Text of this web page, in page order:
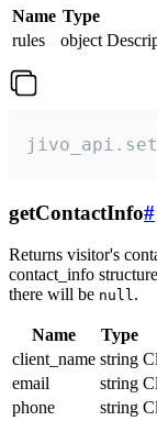
Name Type
rules
object
getContactInfo#
Returns visitor's
contact_info
there will be null.
Name Type
client_name string
email
string
phone
string